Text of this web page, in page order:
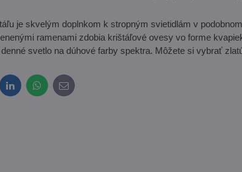
je skvelým doplnkom k stropným svietidlám v
ramenami zdobia krištáľové ovesy vo forme
svetlo na dúhové farby spektra. Môžete si vybrať
LinkedInWhatsApp
E-
mail